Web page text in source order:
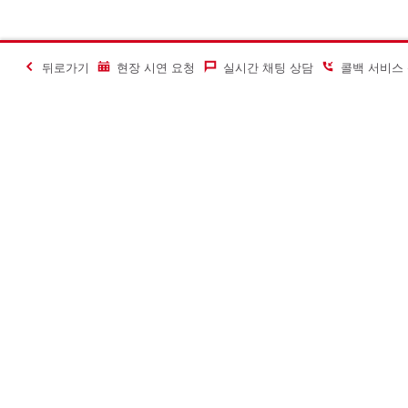
뒤로가기 현장 시연 요청 실시간 채팅 상담 콜백 서비스